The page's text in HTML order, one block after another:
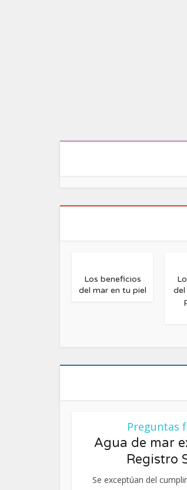
Los beneficios
del mar en tu piel
del
Preguntas
Agua de mar
Registro
Se exceptúan del